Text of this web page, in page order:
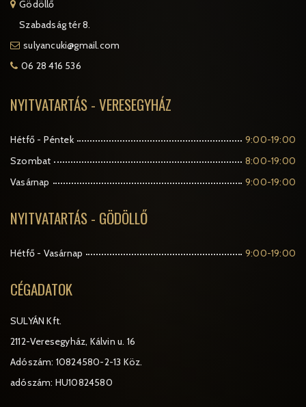
Gödöllő
Szabadság tér 8.
sulyancuki@gmail.com
06 28 416 536
NYITVATARTÁS - VERESEGYHÁZ
Hétfő - Péntek
9:00-19:00
Szombat
8:00-19:00
Vasárnap
9:00-19:00
NYITVATARTÁS - GÖDÖLLŐ
Hétfő - Vasárnap 9:00-19:00
CÉGADATOK
SULYÁN Kft.
2112-Veresegyház, Kálvin u. 16
Adószám: 10824580-2-13 Köz.
adószám: HU10824580